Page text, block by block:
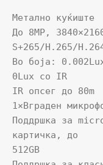
Метално куќиште
До 8MP,
S+265/H.265/
Во боја:
0Lux со IR
IR опсег до 80m
1×Вграден
Поддршка за
картичка, до
512GB